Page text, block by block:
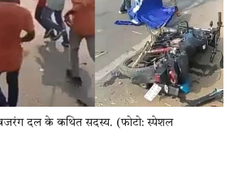
बजरंग दल के कथित सदस्य. (फोटो: स्पेशल